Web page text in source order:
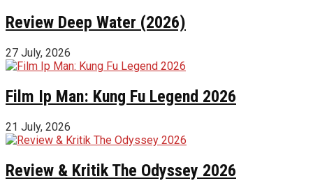
Review Deep Water (2026)
27 July, 2026
Film Ip Man: Kung Fu Legend 2026
21 July, 2026
Review & Kritik The Odyssey 2026